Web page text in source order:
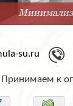
su.ru
Принимаем к